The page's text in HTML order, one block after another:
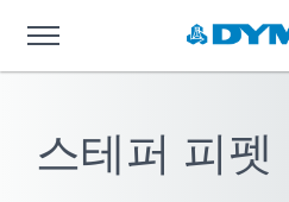
스테퍼 피펫